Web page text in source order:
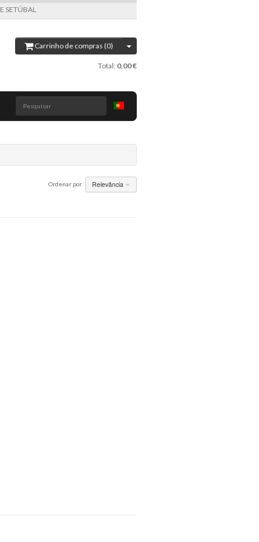
SETÚBAL
Carrinho de compras (0)
Total: 0,00 €
Pesquisar
Ordenar por Relevância